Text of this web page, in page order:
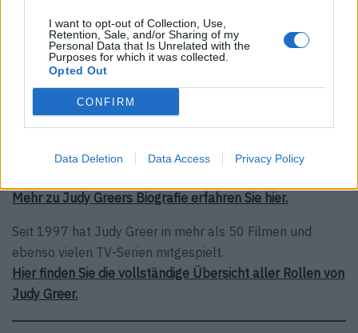
I want to opt-out of Collection, Use,
Retention, Sale, and/or Sharing of my
Personal Data that Is Unrelated with the
Purposes for which it was collected.
Opted Out
CONFIRM
Data Deletion Data Access Privacy Policy
Judy Greer life & work
Judy Greer wurde am 20. Juli 1975 als Judith Laura
Evans in Detroit, Michigan, geboren. 1997 schloss sie ihr
erfolgreich ab. Seit Dezember 2011 ist Judy Greer mit
Mehr zu Judy Greers Biografie erfahren Sie hier.
Seit 1997 hat Judy Greer in mehr als 50 Filmen und
ebenso vielen TV-Serien mitgespielt.
Hier finden Sie die vollständige Übersicht aller Rollen von
Judy Greer.